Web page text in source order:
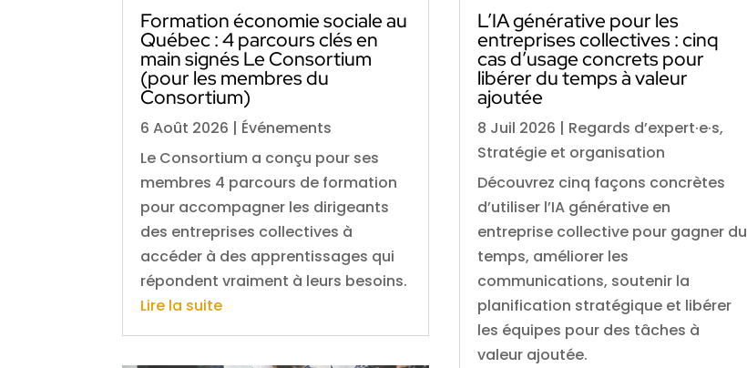
Formation économie sociale au
Québec : 4 parcours clés en
main signés Le Consortium
(pour les membres du
Consortium)
6 Août 2026 | Événements
Le Consortium a conçu pour ses
membres 4 parcours de formation
pour accompagner les dirigeants
des entreprises collectives à
accéder à des apprentissages qui
répondent vraiment à leurs besoins.
Lire la suite
L’IA générative pour les
entreprises collectives : cinq
cas d’usage concrets pour
libérer du temps à valeur
ajoutée
8 Juil 2026 | Regards d’expert·e·s,
Stratégie et organisation
Découvrez cinq façons concrètes
d’utiliser l’IA générative en
entreprise collective pour gagner du
temps, améliorer les
communications, soutenir la
planification stratégique et libérer
les équipes pour des tâches à
valeur ajoutée.